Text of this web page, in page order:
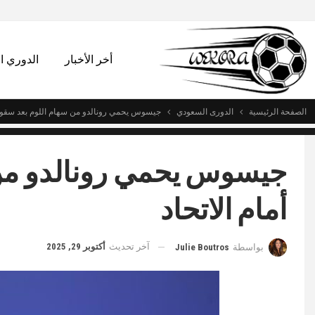
أخر الأخبار الدوري
الصفحة الرئيسية الدورى السعودي جيسوس يحمي رونالدو من سهام اللوم بعد سقوط
جيسوس يحمي رونالدو
أمام الاتحاد
بواسطة Julie Boutros آخر تحديث أكتوبر 29, 2025